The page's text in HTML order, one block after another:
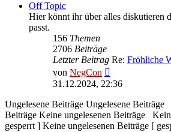
Off Topic
Hier könnt ihr über alles diskutieren
passt.
156 Themen
2706 Beiträge
Letzter Beitrag Re: Fröhliche
von NegCon
Beitrag
31.12.2024, 22:36
Ungelesene Beiträge Ungelesene Beiträge
Beiträge Keine ungelesenen Beiträge
gesperrt ] Keine ungelesenen Beiträge [